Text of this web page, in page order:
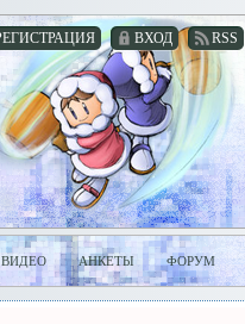
RSS
ВХОД
ВИДЕО АНКЕТЫ ФОРУМ